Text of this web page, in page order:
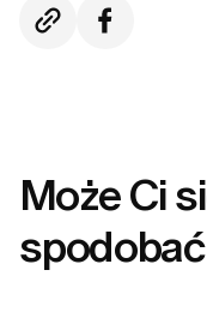
Może Ci
spodobać